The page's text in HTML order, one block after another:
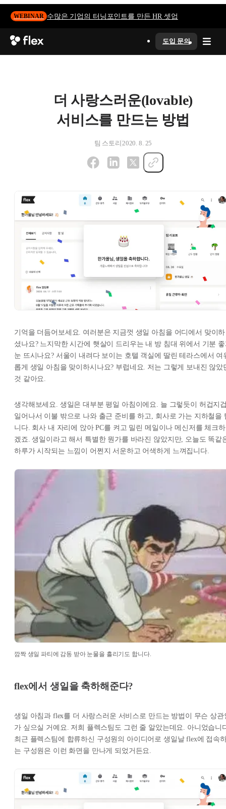
WEBINAR 수많은 기업의 터닝포인트를 만든 HR 셋업
도입 문의
더 사랑스러운(lovable)
서비스를 만드는 방법
팀 스토리 2020. 8. 25
기억을 더듬어보세요. 여러분은 지금껏 생일 아침을 어디에서 맞이하
셨나요? 느지막한 시간에 햇살이 드리우는 내 방 침대 위에서 기분
눈 뜨시나요? 서울이 내려다 보이는 호텔 객실에 딸린 테라스에서 여
롭게 생일 아침을 맞이하시나요? 부럽네요. 저는 그렇게 보내진 않았
것 같아요.
생각해보세요. 생일은 대부분 평일 아침이에요. 늘 그렇듯이 허겁지
일어나서 이불 밖으로 나와 출근 준비를 하고, 회사로 가는 지하철을
니다. 회사 내 자리에 앉아 PC를 켜고 밀린 메일이나 메신저를 체크하
겠죠. 생일이라고 해서 특별한 뭔가를 바라진 않았지만, 오늘도 똑같
하루가 시작되는 느낌이 어쩐지 서운하고 어색하게 느껴집니다.
깜짝 생일 파티에 감동 받아 눈물을 흘리기도 합니다.
flex에서 생일을 축하해준다?
생일 아침과 flex를 더 사랑스러운 서비스로 만드는 방법이 무슨 상관
가 싶으실 거예요. 저희 플렉스팀도 그런 줄 알았는데요. 아니었습니
최근 플렉스팀에 합류하신 구성원의 아이디어로 생일날 flex에 접속
는 구성원은 이런 화면을 만나게 되었거든요.